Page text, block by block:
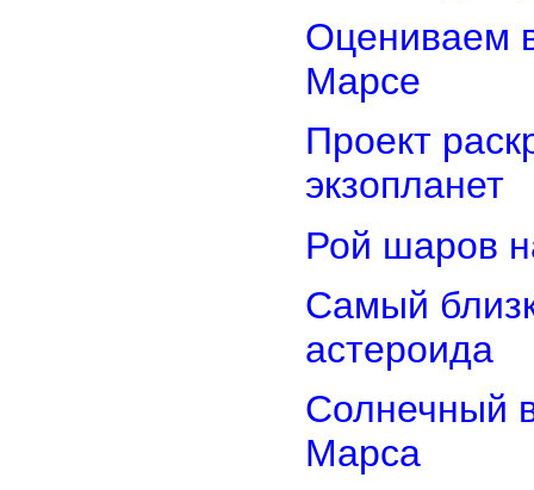
Оцениваем
Марсе
Проект
экзопланет
Рой шаров
Самый
астероида
Солнечный
Марса